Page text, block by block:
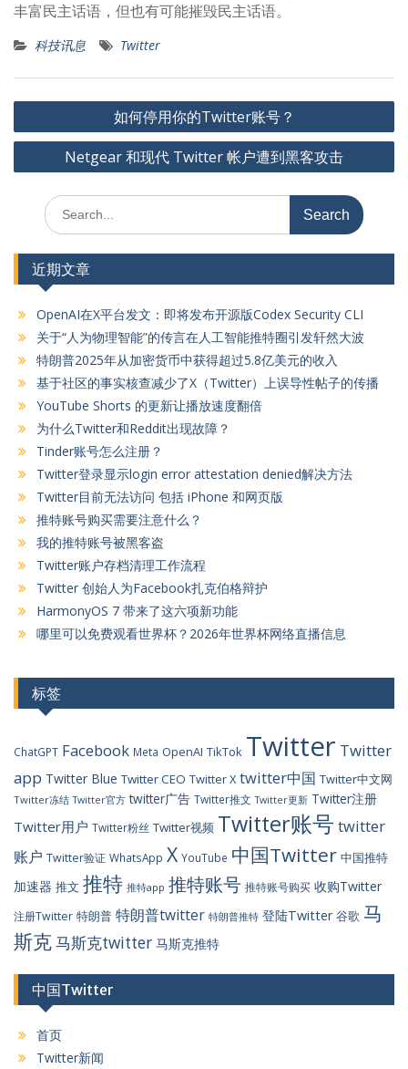
丰富民主话语，但也有可能摧毁民主话语。
科技讯息 Twitter
文
章
如何停用你的Twitter账号？
Netgear 和现代 Twitter 帐户遭到黑客攻击
Search
for:
近期文章
OpenAI在X平台发文：即将发布开源版Codex Security CLI
关于“人为物理智能”的传言在人工智能推特圈引发轩然大波
特朗普2025年从加密货币中获得超过5.8亿美元的收入
基于社区的事实核查减少了X（Twitter）上误导性帖子的传播
YouTube Shorts 的更新让播放速度翻倍
为什么Twitter和Reddit出现故障？
Tinder账号怎么注册？
Twitter登录显示login error attestation denied解决方法
Twitter目前无法访问 包括 iPhone 和网页版
推特账号购买需要注意什么？
我的推特账号被黑客盗
Twitter账户存档清理工作流程
Twitter 创始人为Facebook扎克伯格辩护
HarmonyOS 7 带来了这六项新功能
哪里可以免费观看世界杯？2026年世界杯网络直播信息
标签
ChatGPT Facebook Meta OpenAI TikTok Twitter Twitter
app Twitter Blue Twitter CEO Twitter X twitter中国 Twitter中文网
Twitter冻结 Twitter官方 twitter广告 Twitter推文 Twitter更新 Twitter注册
Twitter用户 Twitter粉丝 Twitter视频 Twitter账号 twitter
账户 Twitter验证 WhatsApp X YouTube 中国Twitter 中国推特
加速器 推文 推特 推特app 推特账号 推特账号购买 收购Twitter
注册Twitter 特朗普 特朗普twitter 特朗普推特 登陆Twitter 谷歌 马
斯克马斯克twitter 马斯克推特
中国Twitter
首页
Twitter新闻